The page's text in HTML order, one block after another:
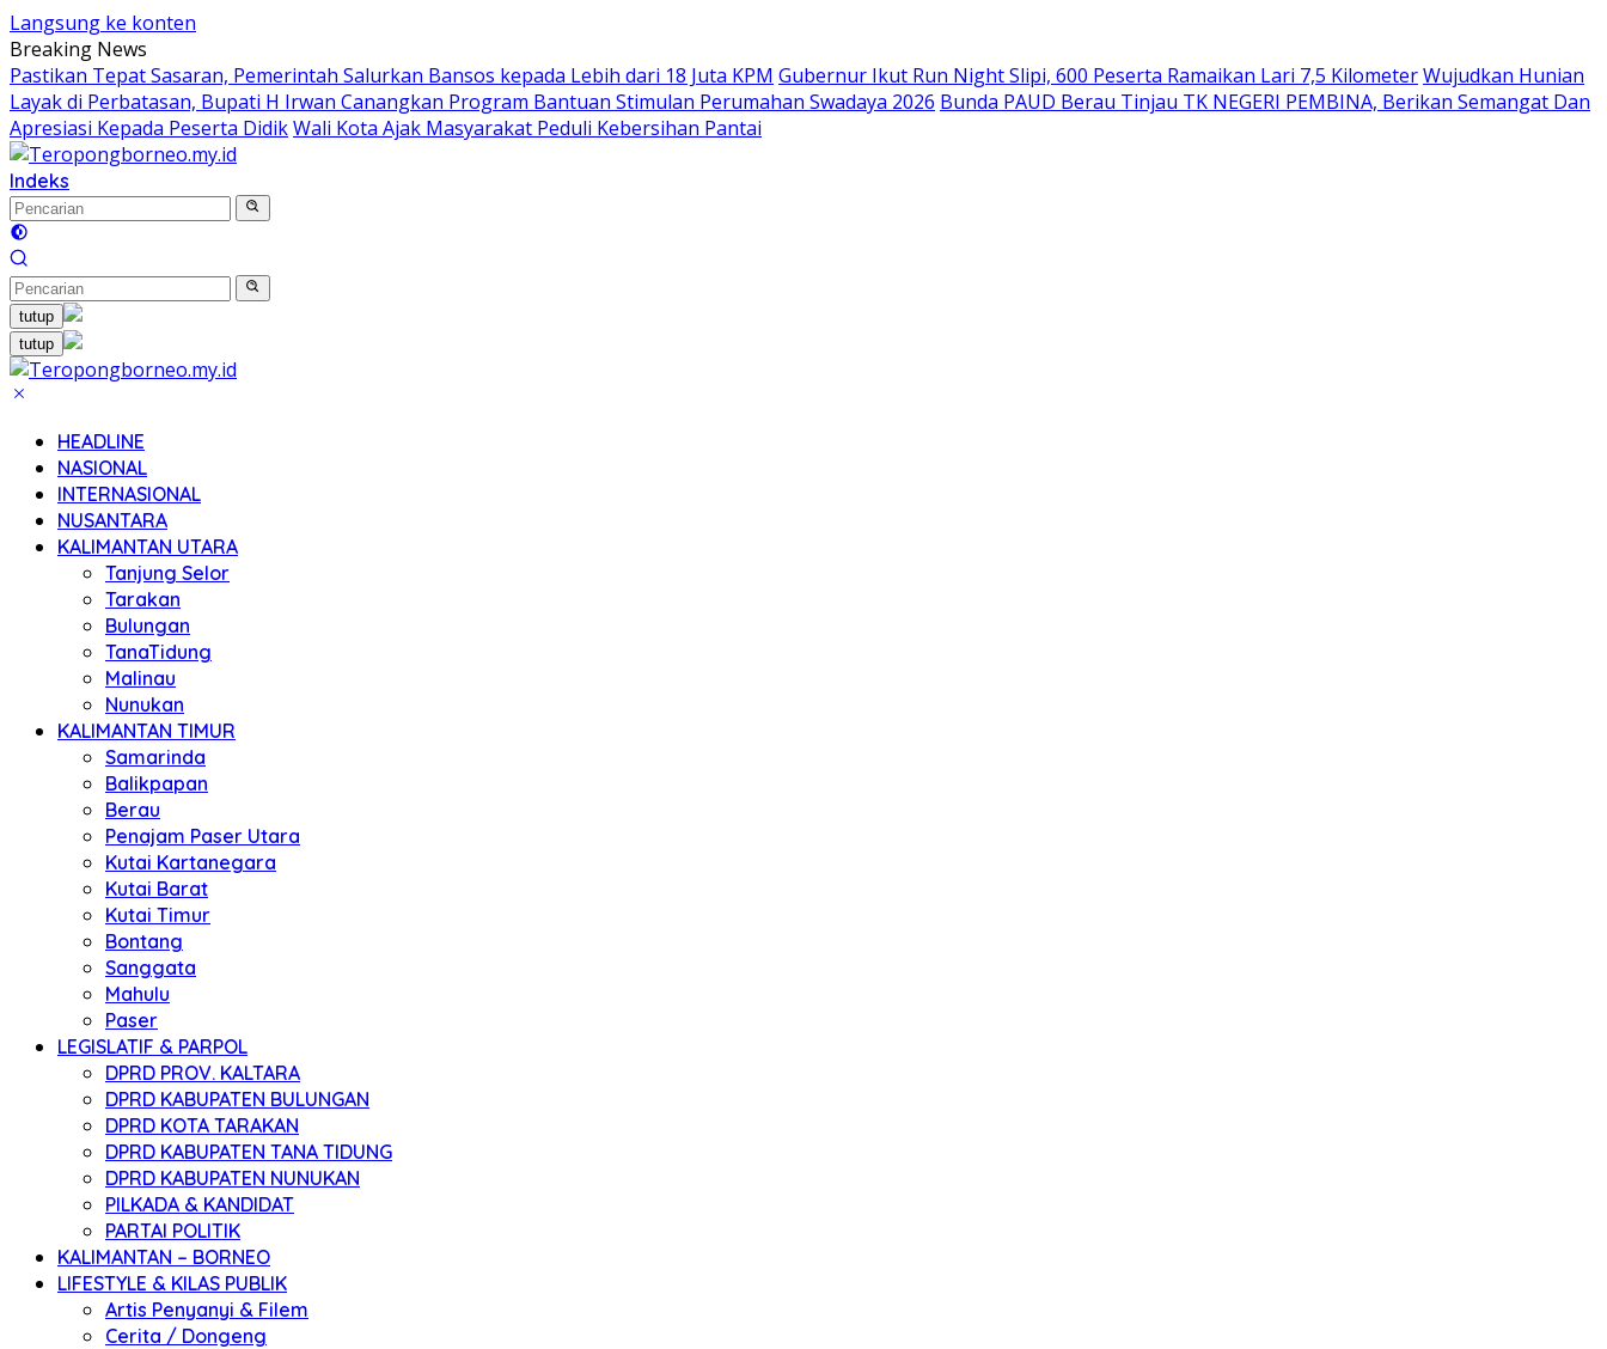
Langsung ke konten
Breaking News
Pastikan Tepat Sasaran, Pemerintah Salurkan Bansos kepada Lebih dari 18 Juta KPM Gubernur Ikut Run Night Slipi, 600 Peserta Ramaikan Lari 7,5 KilometerWujudkan Hunian
Layak di Perbatasan, Bupati H Irwan Canangkan Program Bantuan Stimulan Perumahan Swadaya 2026 Bunda PAUD Berau Tinjau TK NEGERI PEMBINA, Berikan Semangat Dan
Apresiasi Kepada Peserta DidikWali Kota Ajak Masyarakat Peduli Kebersihan Pantai
Indeks
tutup
tutup
HEADLINE
NASIONAL
INTERNASIONAL
NUSANTARA
KALIMANTAN UTARA
Tanjung Selor
Tarakan
Bulungan
TanaTidung
Malinau
Nunukan
KALIMANTAN TIMUR
Samarinda
Balikpapan
Berau
Penajam Paser Utara
Kutai Kartanegara
Kutai Barat
Kutai Timur
Bontang
Sanggata
Mahulu
Paser
LEGISLATIF & PARPOL
DPRD PROV. KALTARA
DPRD KABUPATEN BULUNGAN
DPRD KOTA TARAKAN
DPRD KABUPATEN TANA TIDUNG
DPRD KABUPATEN NUNUKAN
PILKADA & KANDIDAT
PARTAI POLITIK
KALIMANTAN – BORNEO
LIFESTYLE & KILAS PUBLIK
Artis Penyanyi & Filem
Cerita / Dongeng